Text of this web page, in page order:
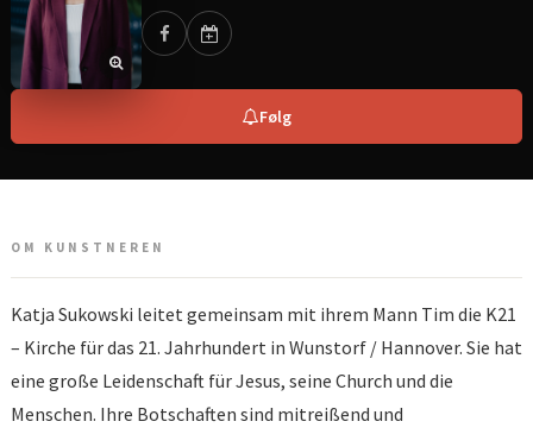
Følg
OM KUNSTNEREN
Katja Sukowski leitet gemeinsam mit ihrem Mann Tim die K21
– Kirche für das 21. Jahrhundert in Wunstorf / Hannover. Sie hat
eine große Leidenschaft für Jesus, seine Church und die
Menschen. Ihre Botschaften sind mitreißend und